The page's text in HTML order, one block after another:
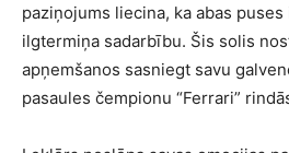
paziņojums liecina, ka abas
ilgtermiņa sadarbību. Šis solis
apņemšanos sasniegt savu
pasaules čempionu “Ferrari”